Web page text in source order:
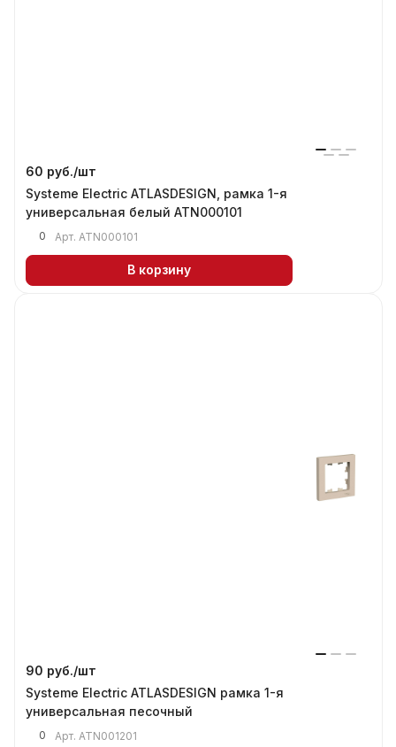
60 руб./шт
Systeme Electric ATLASDESIGN, рамка 1-я
универсальная белый ATN000101
0 Арт. ATN000101
В корзину
90 руб./шт
Systeme Electric ATLASDESIGN рамка 1-я
универсальная песочный
0 Арт. ATN001201